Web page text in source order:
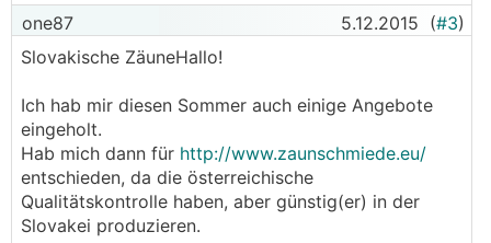
one87 5.12.2015 (#3)
Slovakische ZäuneHallo!
Ich hab mir diesen Sommer auch einige Angebote
eingeholt.
Hab mich dann für http://www.zaunschmiede.eu/
entschieden, da die österreichische
Qualitätskontrolle haben, aber günstig(er) in der
Slovakei produzieren.